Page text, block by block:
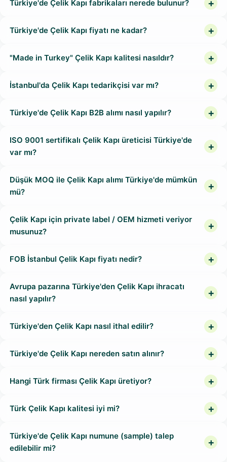
Türkiye'de Çelik Kapı fabrikaları nerede bulunur?
Türkiye'de Çelik Kapı fiyatı ne kadar?
"Made in Turkey" Çelik Kapı kalitesi nasıldır?
İstanbul'da Çelik Kapı tedarikçisi var mı?
Türkiye'de Çelik Kapı B2B alımı nasıl yapılır?
ISO 9001 sertifikalı Çelik Kapı üreticisi Türkiye'de
var mı?
Düşük MOQ ile Çelik Kapı alımı Türkiye'de mümkün
mü?
Çelik Kapı için private label / OEM hizmeti veriyor
musunuz?
FOB İstanbul Çelik Kapı fiyatı nedir?
Avrupa pazarına Türkiye'den Çelik Kapı ihracatı
nasıl yapılır?
Türkiye'den Çelik Kapı nasıl ithal edilir?
Türkiye'de Çelik Kapı nereden satın alınır?
Hangi Türk firması Çelik Kapı üretiyor?
Türk Çelik Kapı kalitesi iyi mi?
Türkiye'de Çelik Kapı numune (sample) talep
edilebilir mi?